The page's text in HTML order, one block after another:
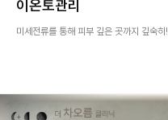
이온토관리
미세전류를 통해 피부 깊은 곳까지 깊숙히!